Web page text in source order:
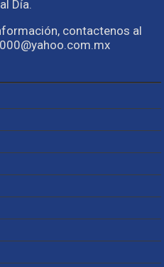
Día.
contactenos al